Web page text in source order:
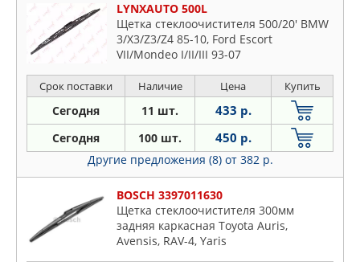
LYNXAUTO 500L
Щетка стеклоочистителя 500/20' BMW
3/X3/Z3/Z4 85-10, Ford Escort
VII/Mondeo I/II/III 93-07
Срок поставки Наличие Цена Купить
Сегодня 11 шт. 433 р.
Сегодня 100 шт. 450 р.
Другие предложения (8) от 382 р.
BOSCH 3397011630
Щетка стеклоочистителя 300мм
задняя каркасная Toyota Auris,
Avensis, RAV-4, Yaris